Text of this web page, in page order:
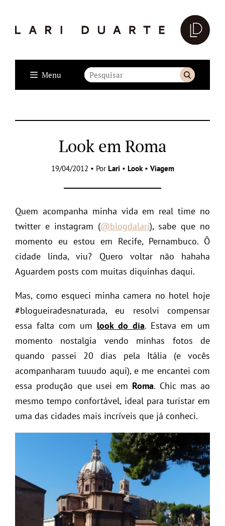
Menu
Look em Roma
19/04/2012 • Por Lari • Look• Viagem
Quem acompanha minha vida em real time no
twitter e instagram (@blogdalari), sabe que no
momento eu estou em Recife, Pernambuco. Ô
cidade linda, viu? Quero voltar não hahaha
Aguardem posts com muitas diquinhas daqui.
Mas, como esqueci minha camera no hotel hoje
#blogueiradesnaturada, eu resolvi compensar
essa falta com um look do dia. Estava em um
momento nostalgia vendo minhas fotos de
quando passei 20 dias pela Itália (e vocês
acompanharam tuuudo aqui), e me encantei com
essa produção que usei em Roma. Chic mas ao
mesmo tempo confortável, ideal para turistar em
uma das cidades mais incríveis que já conheci.